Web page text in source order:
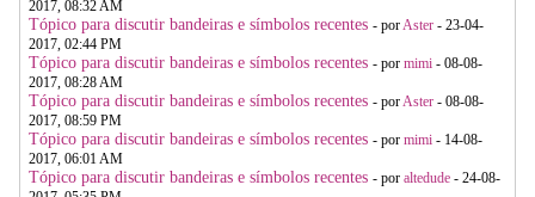
2017, 08:32 AM
Tópico para discutir bandeiras e símbolos recentes - porAster - 23-04-
2017, 02:44 PM
Tópico para discutir bandeiras e símbolos recentes - por mimi - 08-08-
2017, 08:28 AM
Tópico para discutir bandeiras e símbolos recentes - porAster - 08-08-
2017, 08:59 PM
Tópico para discutir bandeiras e símbolos recentes - por mimi - 14-08-
2017, 06:01 AM
Tópico para discutir bandeiras e símbolos recentes - por altedude - 24-08-